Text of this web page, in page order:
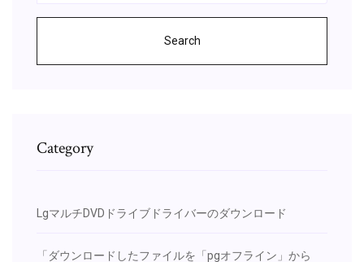
Search
Category
LgマルチDVDドライブドライバーのダウンロード
「ダウンロードしたファイルを「pgオフライン」から